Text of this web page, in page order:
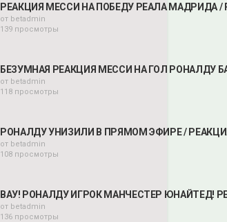
РЕАКЦИЯ МЕССИ НА ПОБЕДУ РЕАЛА МАДРИДА
от betadmin
139 просмотры
БЕЗУМНАЯ РЕАКЦИЯ МЕССИ НА ГОЛ РОНАЛДУ
от betadmin
118 просмотры
РОНАЛДУ УНИЗИЛИ В ПРЯМОМ ЭФИРЕ /
от betadmin
108 просмотры
ВАУ! РОНАЛДУ ИГРОК МАНЧЕСТЕР ЮНАЙТЕД!
от betadmin
136 просмотры